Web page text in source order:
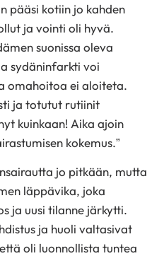
pääsi kotiin jo kahden
ja vointi oli hyvä.
suonissa oleva
sydäninfarkti voi
omahoitoa ei aloiteta.
ja totutut rutiinit
kuinkaan! Aika ajoin
kokemus.”
jo pitkään, mutta
läppävika, joka
ja uusi tilanne järkytti.
ja huoli valtasivat
oli luonnollista tuntea